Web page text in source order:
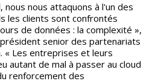
nous nous attaquons à l'un des
les clients sont confrontés
de données : la complexité »,
senior des partenariats
« Les entreprises et leurs
autant de mal à passer au cloud
renforcement des